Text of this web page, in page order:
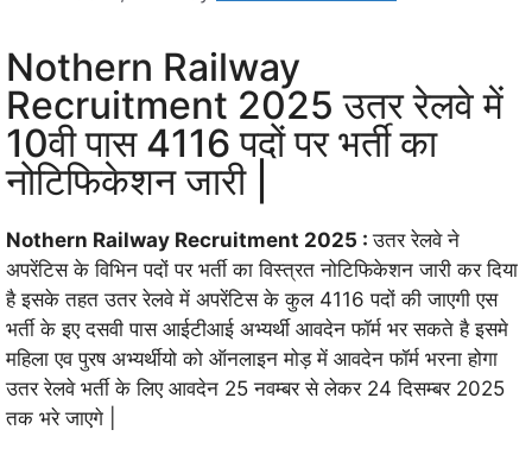
Nothern Railway
Recruitment 2025 उतर रेलवे में
10वी पास 4116 पदों पर भर्ती का
नोटिफिकेशन जारी |
Nothern Railway Recruitment 2025 :उतर रेलवे ने
अपरेंटिस के विभिन पदों पर भर्ती का विस्त्रत नोटिफिकेशन जारी कर दिया
है इसके तहत उतर रेलवे में अपरेंटिस के कुल 4116 पदों की जाएगी एस
भर्ती के इए दसवी पास आईटीआई अभ्यर्थी आवदेन फॉर्म भर सकते है इसमे
महिला एव पुरष अभ्यर्थीयो को ऑनलाइन मोड़ में आवदेन फॉर्म भरना होगा
उतर रेलवे भर्ती के लिए आवदेन 25 नवम्बर से लेकर 24 दिसम्बर 2025
तक भरे जाएगे |